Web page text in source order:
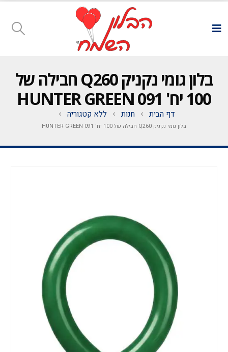
בלון גומי נקניק Q260 חבילה של
100 יח' HUNTER GREEN 091
דף הבית חנות ללא קטגוריה
בלון גומי נקניק Q260 חבילה של 100 יח' HUNTER GREEN 091